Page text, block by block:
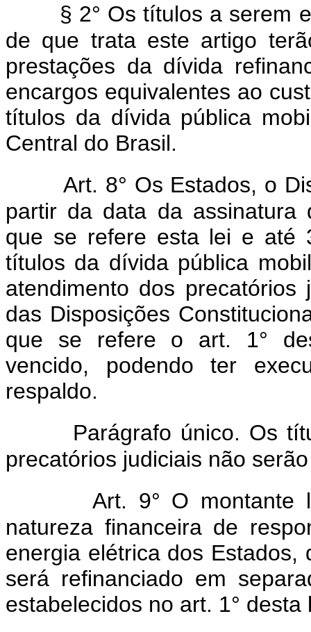
§ 2° Os títulos a serem
de que trata este artigo
prestações da dívida
encargos equivalentes ao
títulos da dívida pública
Central do Brasil.
Art. 8° Os Estados, o
partir da data da assinatura
que se refere esta lei e até
títulos da dívida pública
atendimento dos
das Disposições
que se refere o art. 1°
vencido, podendo ter
respaldo.
Parágrafo único. Os
precatórios judiciais não
Art. 9° O montante
natureza financeira de
energia elétrica dos
será refinanciado em
estabelecidos no art. 1°